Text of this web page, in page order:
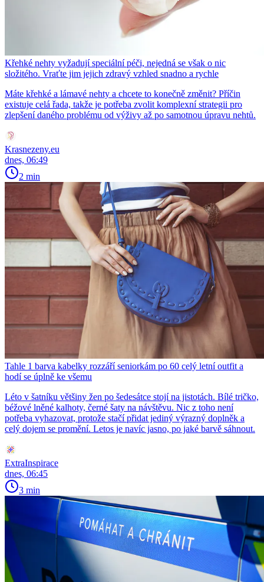
Křehké nehty vyžadují speciální péči, nejedná se však o nic
složitého. Vraťte jim jejich zdravý vzhled snadno a rychle
Máte křehké a lámavé nehty a chcete to konečně změnit? Příčin
existuje celá řada, takže je potřeba zvolit komplexní strategii pro
zlepšení daného problému od výživy až po samotnou úpravu nehtů.
Krasnezeny.eu
dnes, 06:49
2 min
Tahle 1 barva kabelky rozzáří seniorkám po 60 celý letní outfit a
hodí se úplně ke všemu
Léto v šatníku většiny žen po šedesátce stojí na jistotách. Bílé tričko,
béžové lněné kalhoty, černé šaty na návštěvu. Nic z toho není
potřeba vyhazovat, protože stačí přidat jediný výrazný doplněk a
celý dojem se promění. Letos je navíc jasno, po jaké barvě sáhnout.
ExtraInspirace
dnes, 06:45
3 min